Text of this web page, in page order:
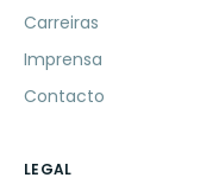
Carreiras
Imprensa
Contacto
LEGAL